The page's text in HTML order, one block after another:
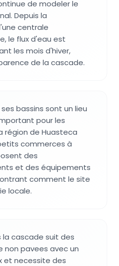
de modeler le
Depuis la
centrale
le flux d'eau est
les mois d'hiver,
de la cascade.
bassins sont un lieu
pour les
région de Huasteca
commerces à
des
et des équipements
comment le site
locale.
la cascade suit des
non pavees avec un
et necessite des